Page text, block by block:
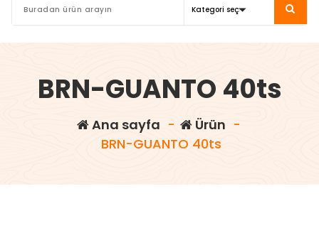
BRN-GUANTO 40ts
Ana sayfa - Ürün -
BRN-GUANTO 40ts